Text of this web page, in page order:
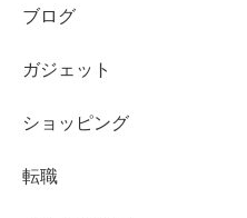
ブログ
ガジェット
ショッピング
転職